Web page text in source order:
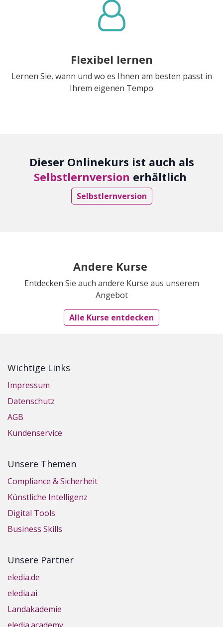
Flexibel lernen
Lernen Sie, wann und wo es Ihnen am besten passt in
Ihrem eigenen Tempo
Dieser Onlinekurs ist auch als
Selbstlernversion erhältlich
Selbstlernversion
Andere Kurse
Entdecken Sie auch andere Kurse aus unserem
Angebot
Alle Kurse entdecken
Wichtige Links
Impressum
Datenschutz
AGB
Kundenservice
Unsere Themen
Compliance & Sicherheit
Künstliche Intelligenz
Digital Tools
Business Skills
Unsere Partner
eledia.de
eledia.ai
Landakademie
eledia.academy